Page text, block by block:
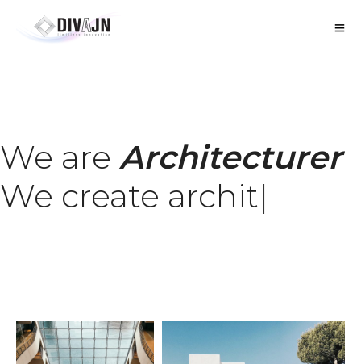
We are Architecturer
We create landsc